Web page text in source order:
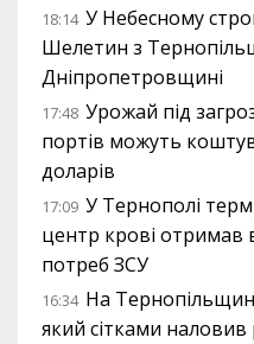
18:14 У Небесному
Шелетин з
Дніпропетровщині
17:48 Урожай під
портів можуть
доларів
17:09 У Тернополі
центр крові отримав
потреб ЗСУ
16:34 На
який сітками